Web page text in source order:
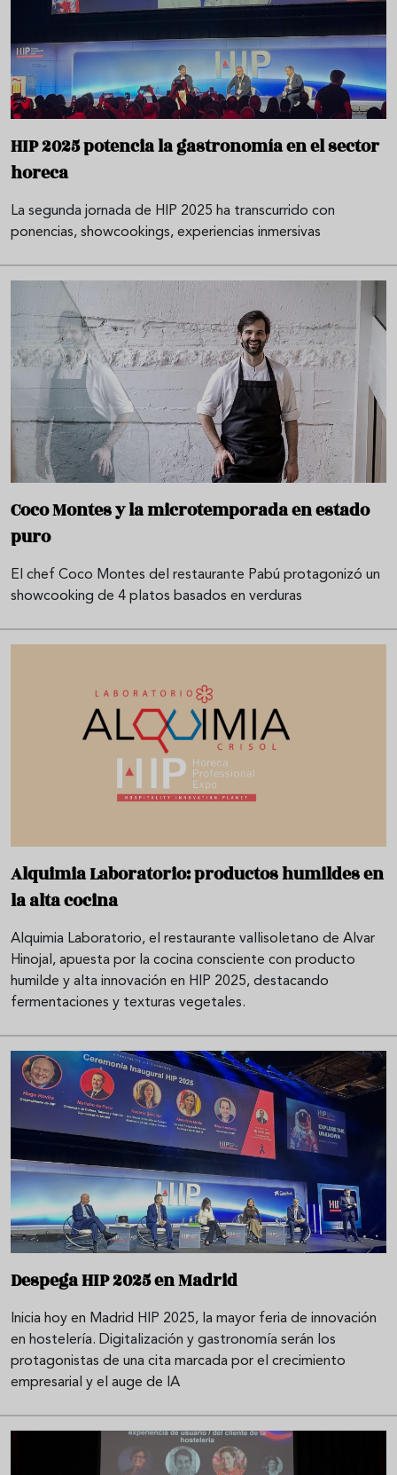
HIP 2025 potencia la gastronomía en el sector
horeca
La segunda jornada de HIP 2025 ha transcurrido con
ponencias, showcookings, experiencias inmersivas
Coco Montes y la microtemporada en estado
puro
El chef Coco Montes del restaurante Pabú protagonizó un
showcooking de 4 platos basados en verduras
Alquimia Laboratorio: productos humildes en
la alta cocina
Alquimia Laboratorio, el restaurante vallisoletano de Alvar
Hinojal, apuesta por la cocina consciente con producto
humilde y alta innovación en HIP 2025, destacando
fermentaciones y texturas vegetales.
Despega HIP 2025 en Madrid
Inicia hoy en Madrid HIP 2025, la mayor feria de innovación
en hostelería. Digitalización y gastronomía serán los
protagonistas de una cita marcada por el crecimiento
empresarial y el auge de IA